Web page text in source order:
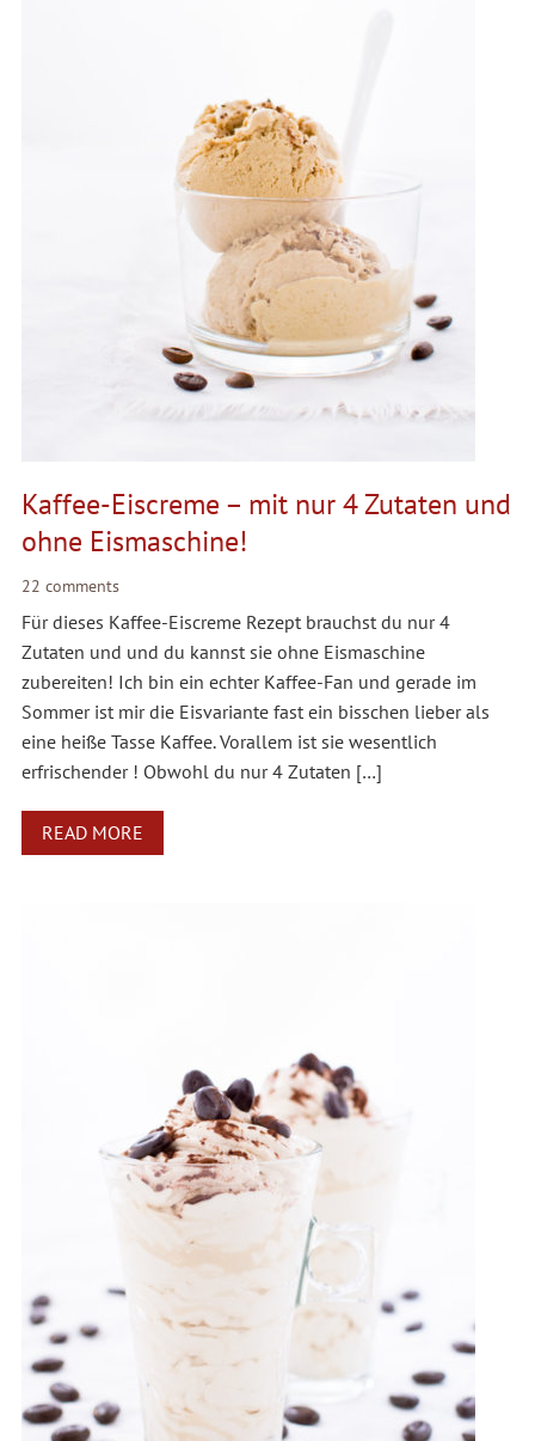
Kaffee-Eiscreme – mit nur 4 Zutaten und
ohne Eismaschine!
22 comments
Für dieses Kaffee-Eiscreme Rezept brauchst du nur 4
Zutaten und und du kannst sie ohne Eismaschine
zubereiten! Ich bin ein echter Kaffee-Fan und gerade im
Sommer ist mir die Eisvariante fast ein bisschen lieber als
eine heiße Tasse Kaffee. Vorallem ist sie wesentlich
erfrischender ! Obwohl du nur 4 Zutaten […]
READ MORE